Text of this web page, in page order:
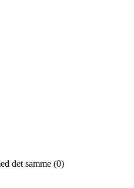
det samme (0)